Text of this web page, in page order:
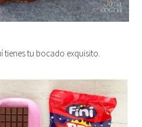
tienes tu bocado exquisito.